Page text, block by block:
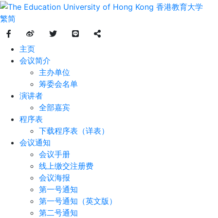
繁简
主页
会议简介
主办单位
筹委会名单
演讲者
全部嘉宾
程序表
下载程序表（详表）
会议通知
会议手册
线上缴交注册费
会议海报
第一号通知
第一号通知（英文版）
第二号通知